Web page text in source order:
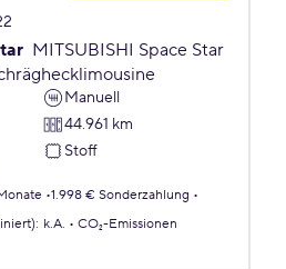
MITSUBISHI Space Star
Manuell
44.961 km
Stoff
1.998 € Sonderzahlung
: k.A.
CO₂-Emissionen